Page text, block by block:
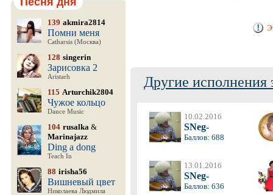
139 akmira2814
Помни меня
Catharsis (Москва)
128 singerin
Зарисовка 2
Aristarh
115 Arturchik2804
Чужое кольцо
Dance Music
104 rusalka &
Marinajazz
Ding a dong
Teach In
88 irisha56
Вишневый цвет
Николаева Людмила
Другие исполнения
10.02.2016
SNeg-
Баллов: 688
13.01.2016
SNeg-
Баллов: 636